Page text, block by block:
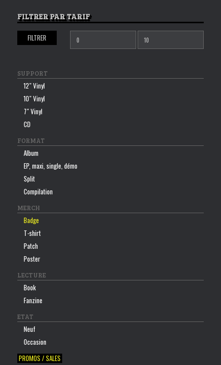
FILTRER PAR TARIF
Prix
min
Prix
max
FILTRER
SUPPORT
12″ Vinyl
10″ Vinyl
7″ Vinyl
CD
FORMAT
Album
EP, maxi, single, démo
Split
Compilation
MERCH
Badge
T-shirt
Patch
Poster
LECTURE
Book
Fanzine
ETAT
Neuf
Occasion
PROMOS / SALES